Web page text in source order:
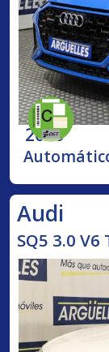
2020
Audi
SQ5 3.0